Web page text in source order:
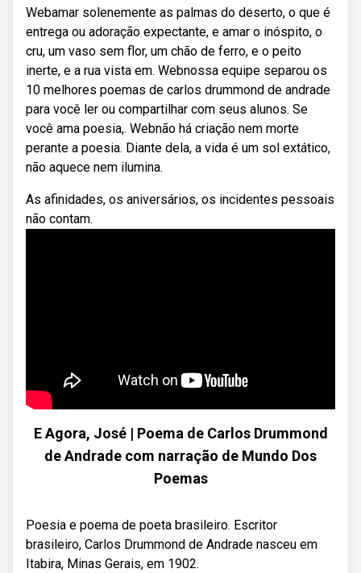
Webamar solenemente as palmas do deserto, o que é
entrega ou adoração expectante, e amar o inóspito, o
cru, um vaso sem flor, um chão de ferro, e o peito
inerte, e a rua vista em. Webnossa equipe separou os
10 melhores poemas de carlos drummond de andrade
para você ler ou compartilhar com seus alunos. Se
você ama poesia,. Webnão há criação nem morte
perante a poesia. Diante dela, a vida é um sol extático,
não aquece nem ilumina.
As afinidades, os aniversários, os incidentes pessoais
não contam.
E Agora, José | Poema de Carlos Drummond
de Andrade com narração de Mundo Dos
Poemas
Poesia e poema de poeta brasileiro. Escritor
brasileiro, Carlos Drummond de Andrade nasceu em
Itabira, Minas Gerais, em 1902.